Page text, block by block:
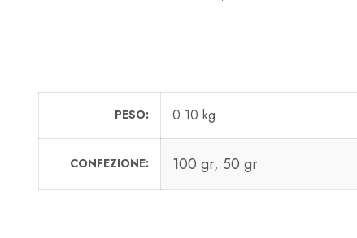
PESO 0.10 kg
CONFEZIONE 100 gr, 50 gr